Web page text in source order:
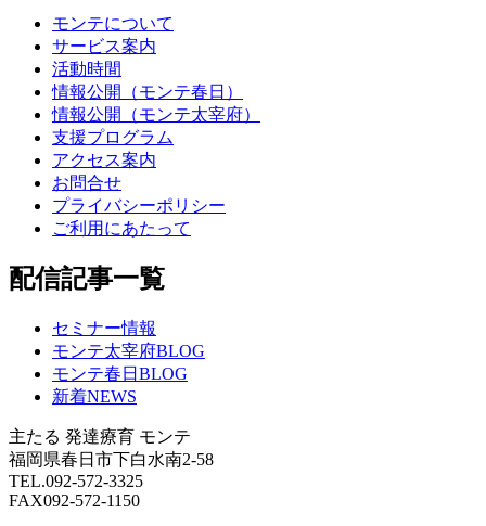
モンテについて
サービス案内
活動時間
情報公開（モンテ春日）
情報公開（モンテ太宰府）
支援プログラム
アクセス案内
お問合せ
プライバシーポリシー
ご利用にあたって
配信記事一覧
セミナー情報
モンテ太宰府BLOG
モンテ春日BLOG
新着NEWS
主たる 発達療育 モンテ
福岡県春日市下白水南2-58
TEL.092-572-3325
FAX092-572-1150